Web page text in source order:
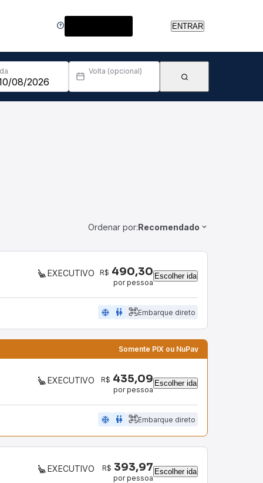
ENTRAR
Volta (opcional)
Ordenar por:Recomendado
EXECUTIVO R$ 490,30
por pessoa
Escolher ida
ac_unit wc Embarque direto
Somente PIX ou NuPay
EXECUTIVO R$ 435,09
por pessoa
Escolher ida
ac_unit wc Embarque direto
EXECUTIVO R$ 393,97
por pessoa
Escolher ida